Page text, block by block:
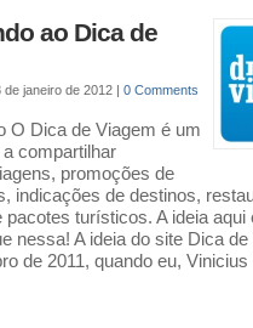
ao Dica de
de janeiro de 2012 0 Comments
O Dica de Viagem é um
compartilhar
promoções de
indicações de destinos,
pacotes turísticos. A ideia aqui
nessa! A ideia do site Dica de
de 2011, quando eu, Vinicius